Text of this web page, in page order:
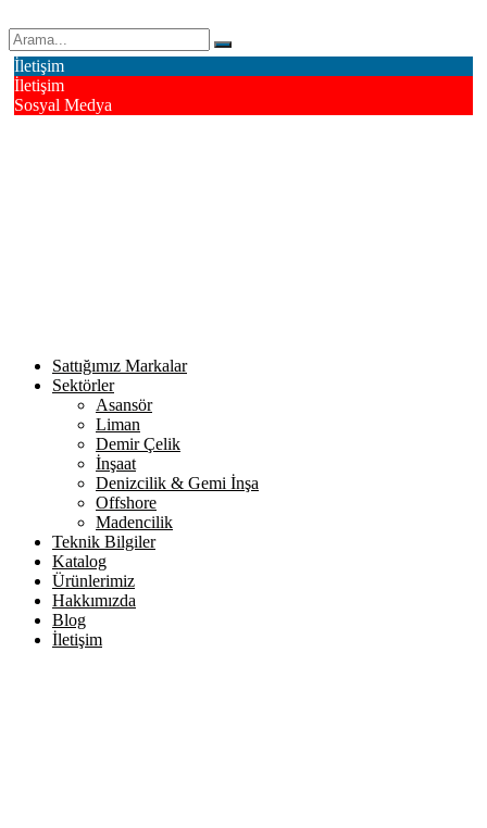
İletişim
İletişim
Sosyal Medya
Sattığımız Markalar
Sektörler
Asansör
Liman
Demir Çelik
İnşaat
Denizcilik & Gemi İnşa
Offshore
Madencilik
Teknik Bilgiler
Katalog
Ürünlerimiz
Hakkımızda
Blog
İletişim